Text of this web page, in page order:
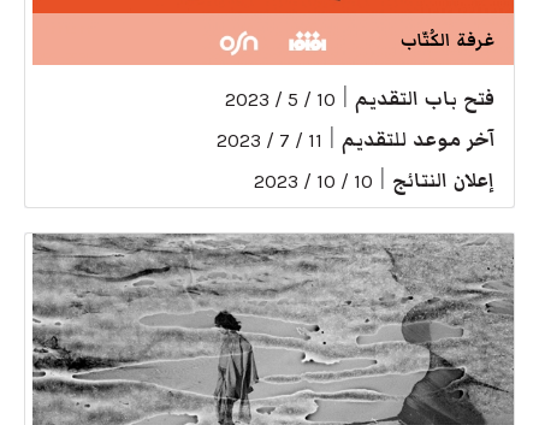
غرفة الكُتّاب
فتح باب التقديم 10 / 5 / 2023
آخر موعد للتقديم 11 / 7 / 2023
إعلان النتائج 10 / 10 / 2023